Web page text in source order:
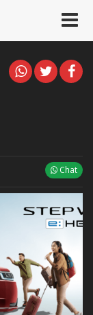
Chat